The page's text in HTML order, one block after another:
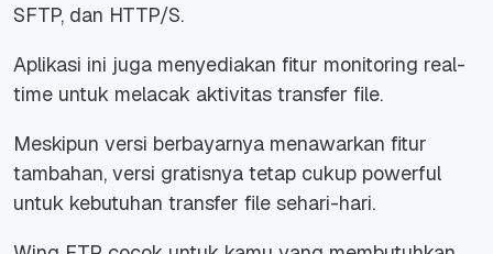
SFTP, dan HTTP/S.
Aplikasi ini juga menyediakan fitur monitoring real-
time untuk melacak aktivitas transfer file.
Meskipun versi berbayarnya menawarkan fitur
tambahan, versi gratisnya tetap cukup powerful
untuk kebutuhan transfer file sehari-hari.